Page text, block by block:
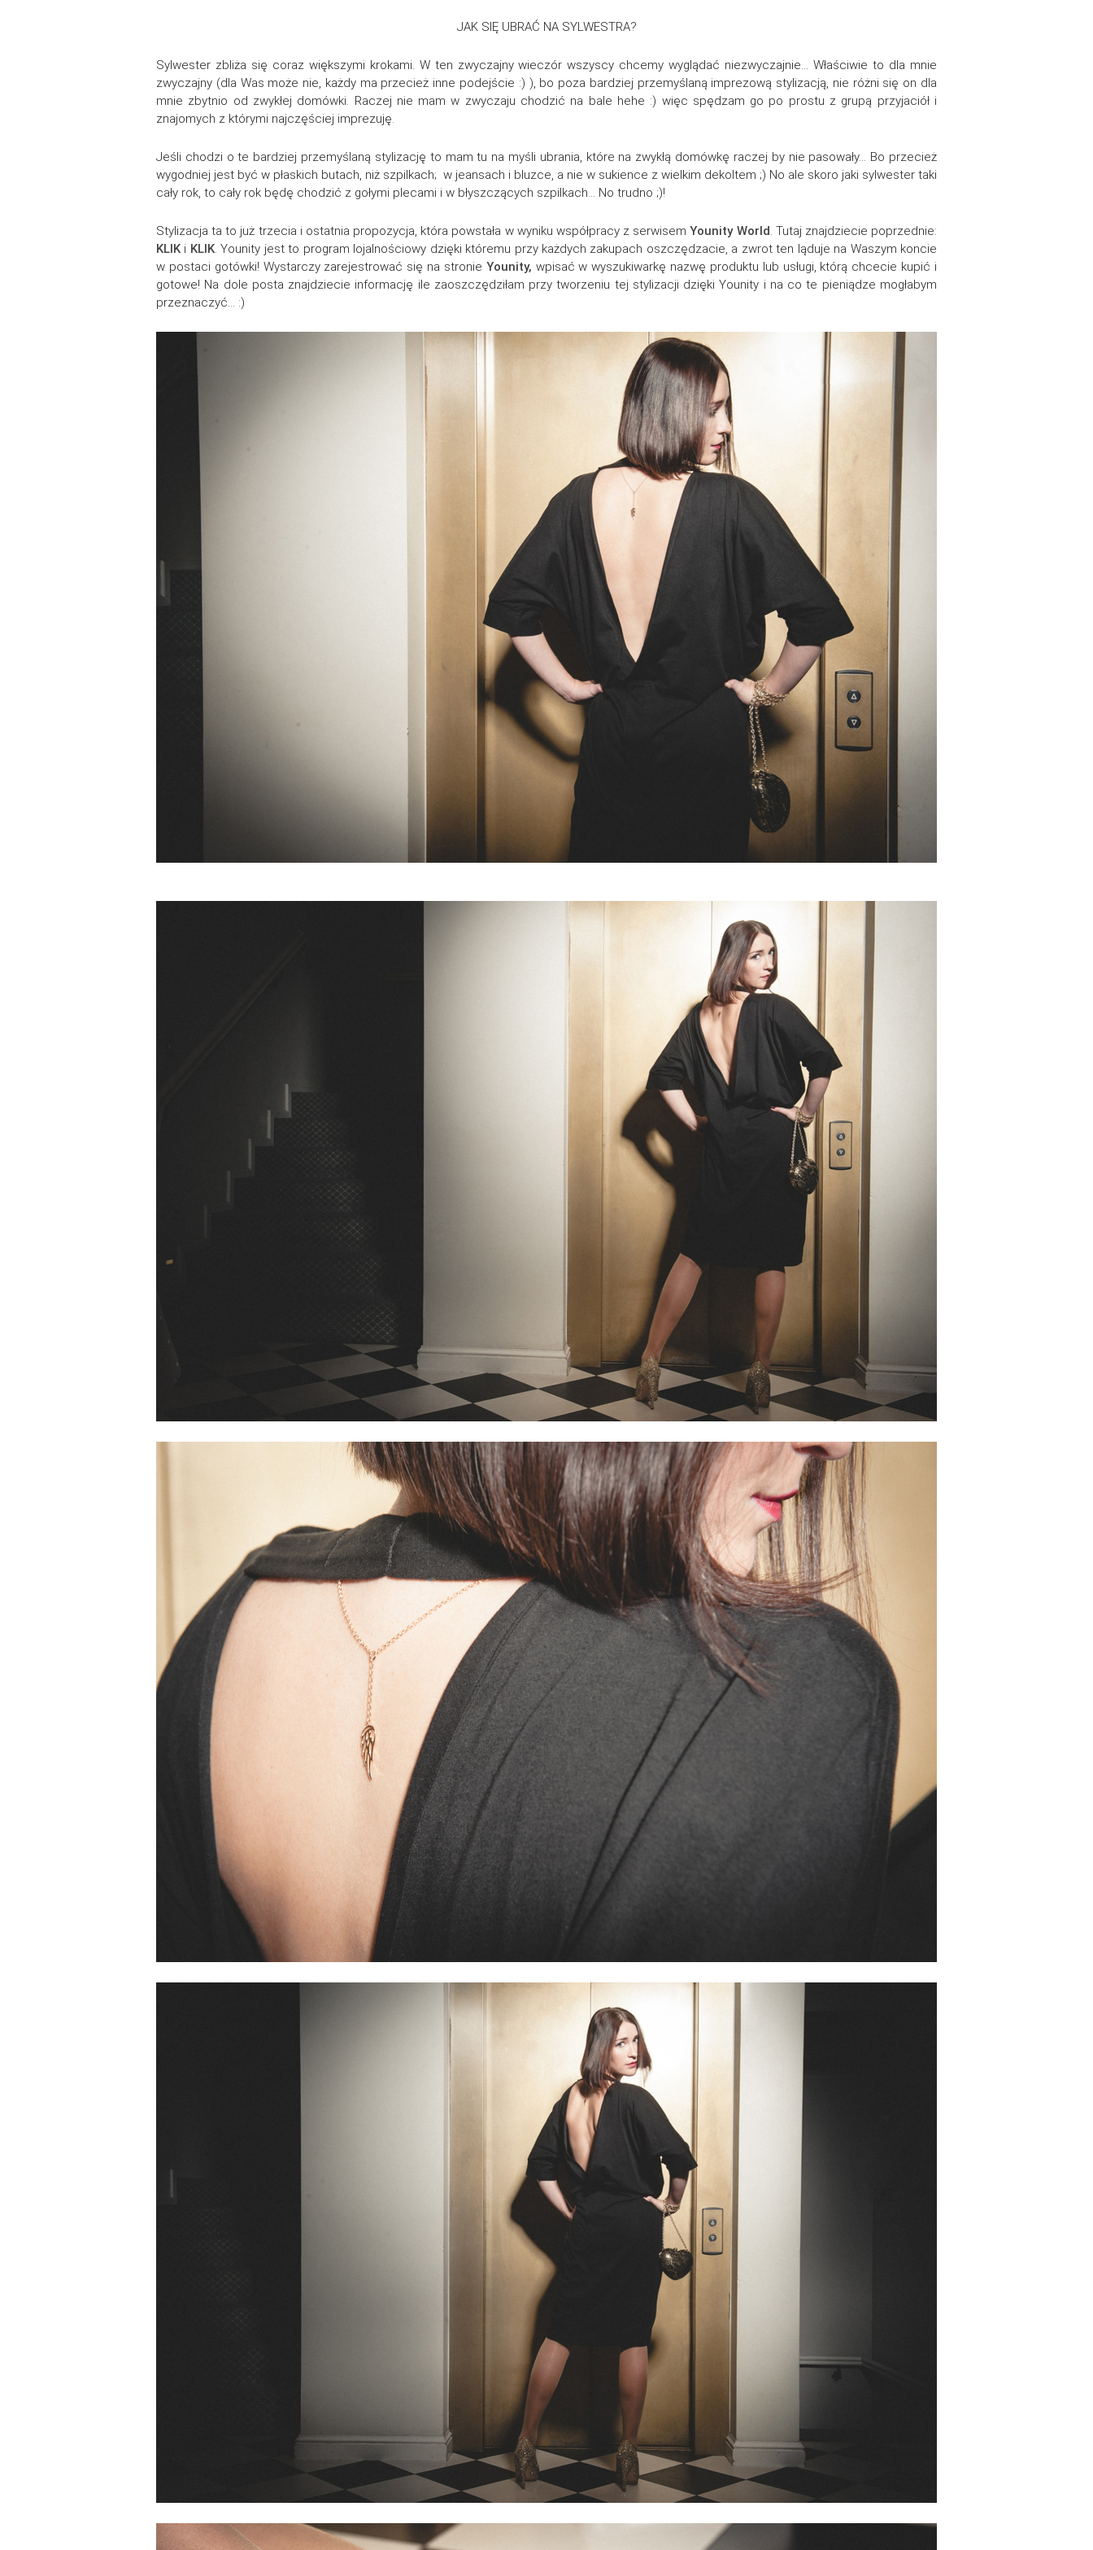
JAK SIĘ UBRAĆ NA SYLWESTRA?
Sylwester zbliża się coraz większymi krokami. W ten zwyczajny wieczór wszyscy chcemy wyglądać niezwyczajnie… Właściwie to dla mnie
zwyczajny (dla Was może nie, każdy ma przecież inne podejście :) ), bo poza bardziej przemyślaną imprezową stylizacją, nie różni się on dla
mnie zbytnio od zwykłej domówki. Raczej nie mam w zwyczaju chodzić na bale hehe :) więc spędzam go po prostu z grupą przyjaciół i
znajomych z którymi najczęściej imprezuję.
Jeśli chodzi o te bardziej przemyślaną stylizację to mam tu na myśli ubrania, które na zwykłą domówkę raczej by nie pasowały… Bo przecież
wygodniej jest być w płaskich butach, niż szpilkach; w jeansach i bluzce, a nie w sukience z wielkim dekoltem ;) No ale skoro jaki sylwester taki
cały rok, to cały rok będę chodzić z gołymi plecami i w błyszczących szpilkach… No trudno ;)!
Stylizacja ta to już trzecia i ostatnia propozycja, która powstała w wyniku współpracy z serwisemYounity World. Tutaj znajdziecie poprzednie:
KLIK i KLIK. Younity jest to program lojalnościowy dzięki któremu przy każdych zakupach oszczędzacie, a zwrot ten ląduje na Waszym koncie
w postaci gotówki! Wystarczy zarejestrować się na stronie Younity, wpisać w wyszukiwarkę nazwę produktu lub usługi, którą chcecie kupić i
gotowe! Na dole posta znajdziecie informację ile zaoszczędziłam przy tworzeniu tej stylizacji dzięki Younity i na co te pieniądze mogłabym
przeznaczyć… :)